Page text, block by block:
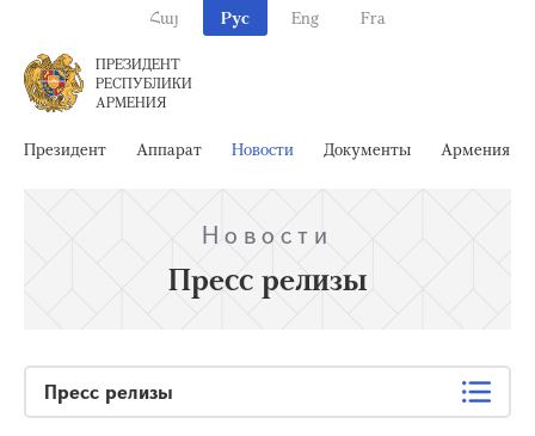
Հայ Рус Eng Fra
ПРЕЗИДЕНТ
РЕСПУБЛИКИ
АРМЕНИЯ
Президент Аппарат Новости Документы Армения
Новости
Пресс релизы
Пресс релизы